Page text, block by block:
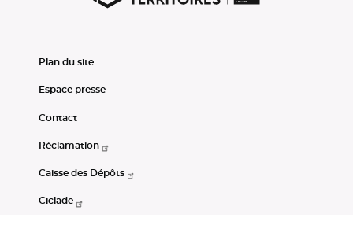
Plan du site
Espace presse
Contact
Réclamation
Caisse des Dépôts
Ciclade